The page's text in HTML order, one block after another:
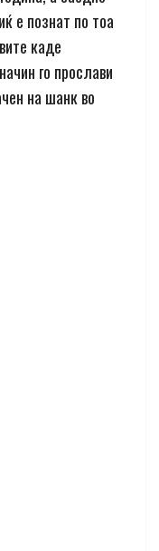
е познат по тоа
каде
го прослави
на шанк во